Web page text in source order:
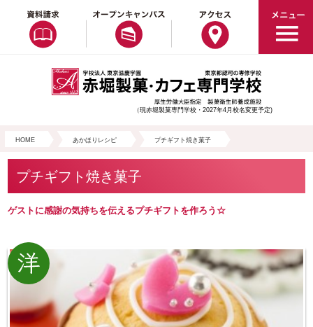
（現赤堀製菓専門学校・2027年4月校名変更予定)
HOME あかほりレシピ プチギフト焼き菓子
プチギフト焼き菓子
ゲストに感謝の気持ちを伝えるプチギフトを作ろう☆